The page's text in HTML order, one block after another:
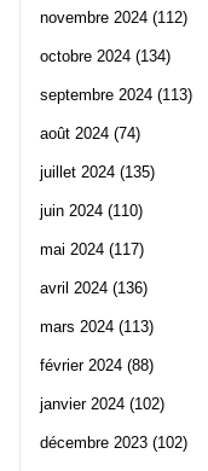
novembre 2024 (112)
octobre 2024 (134)
septembre 2024 (113)
août 2024 (74)
juillet 2024 (135)
juin 2024 (110)
mai 2024 (117)
avril 2024 (136)
mars 2024 (113)
février 2024 (88)
janvier 2024 (102)
décembre 2023 (102)